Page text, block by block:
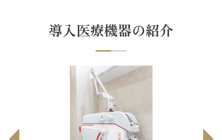
導入医療機器の紹介